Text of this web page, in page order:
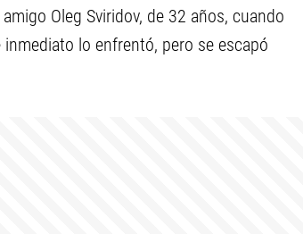
Oleg Sviridov, de 32 años, cuando
lo enfrentó, pero se escapó